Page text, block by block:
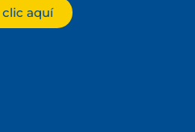
clic aquí